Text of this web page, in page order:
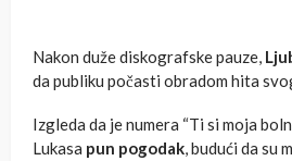
Nakon duže diskografske pauze,
da publiku počasti obradom hita
Izgleda da je numera “Ti si moja
Lukasa pun pogodak, budući da su